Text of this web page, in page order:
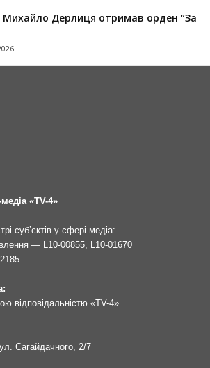
Михайло Дерлиця отримав орден “За
«TV-4»
суб’єктів у сфері медіа:
— L10-00855, L10-01670
відповідальністю «TV-4»
Сагайдачного, 2/7